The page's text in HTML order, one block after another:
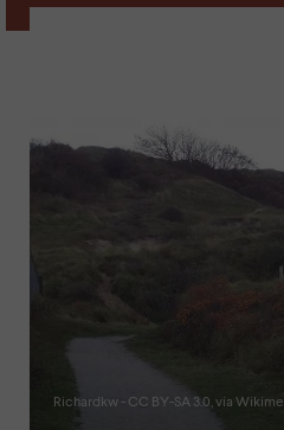
Richardkw - CC BY-SA 3.0, via